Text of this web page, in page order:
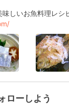
ローしよう